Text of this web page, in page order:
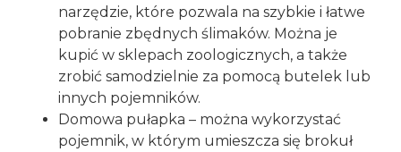
narzędzie, które pozwala na szybkie i łatwe
pobranie zbędnych ślimaków. Można je
kupić w sklepach zoologicznych, a także
zrobić samodzielnie za pomocą butelek lub
innych pojemników.
Domowa pułapka – można wykorzystać
pojemnik, w którym umieszcza się brokuł